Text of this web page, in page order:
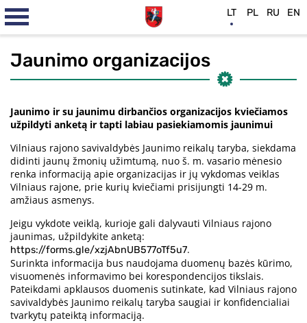
Jaunimo organizacijos
Jaunimo ir su jaunimu dirbančios organizacijos kviečiamos
užpildyti anketą ir tapti labiau pasiekiamomis jaunimui
Vilniaus rajono savivaldybės Jaunimo reikalų taryba, siekdama
didinti jaunų žmonių užimtumą, nuo š. m. vasario mėnesio
renka informaciją apie organizacijas ir jų vykdomas veiklas
Vilniaus rajone, prie kurių kviečiami prisijungti 14-29 m.
amžiaus asmenys.
Jeigu vykdote veiklą, kurioje gali dalyvauti Vilniaus rajono
jaunimas, užpildykite anketą:
https://forms.gle/xzjAbnUB577oTf5u7.
Surinkta informacija bus naudojama duomenų bazės kūrimo,
visuomenės informavimo bei korespondencijos tikslais.
Pateikdami apklausos duomenis sutinkate, kad Vilniaus rajono
savivaldybės Jaunimo reikalų taryba saugiai ir konfidencialiai
tvarkytų pateiktą informaciją.
LT PL RU EN